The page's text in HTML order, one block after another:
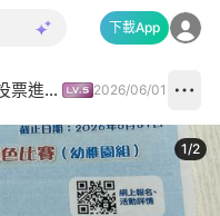
下載App
「我的Chill賞假期」填色比賽投票進行中✅ 2026/06/01
1/2